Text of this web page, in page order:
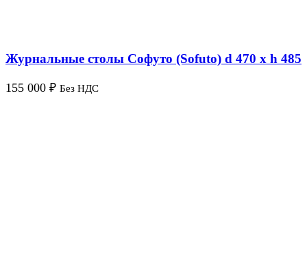
Журнальные столы Софуто (Sofuto) d 470 x h 485
155 000 ₽ Без НДС